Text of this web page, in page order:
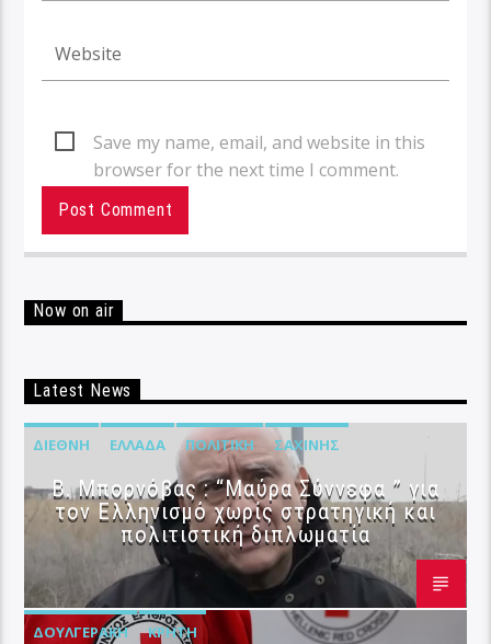
Save my name, email, and website in this
browser for the next time I comment.
Now on air
Latest News
ΔΙΕΘΝΉ ΕΛΛΆΔΑ ΠΟΛΙΤΙΚΉ ΣΑΧΊΝΗΣ
B. Μπορνόβας : “Μαύρα Σύννεφα ” για
τον Ελληνισμό χωρίς στρατηγική και
πολιτιστική διπλωματία
ΔΟΥΛΓΕΡΆΚΗ ΚΡΉΤΗ